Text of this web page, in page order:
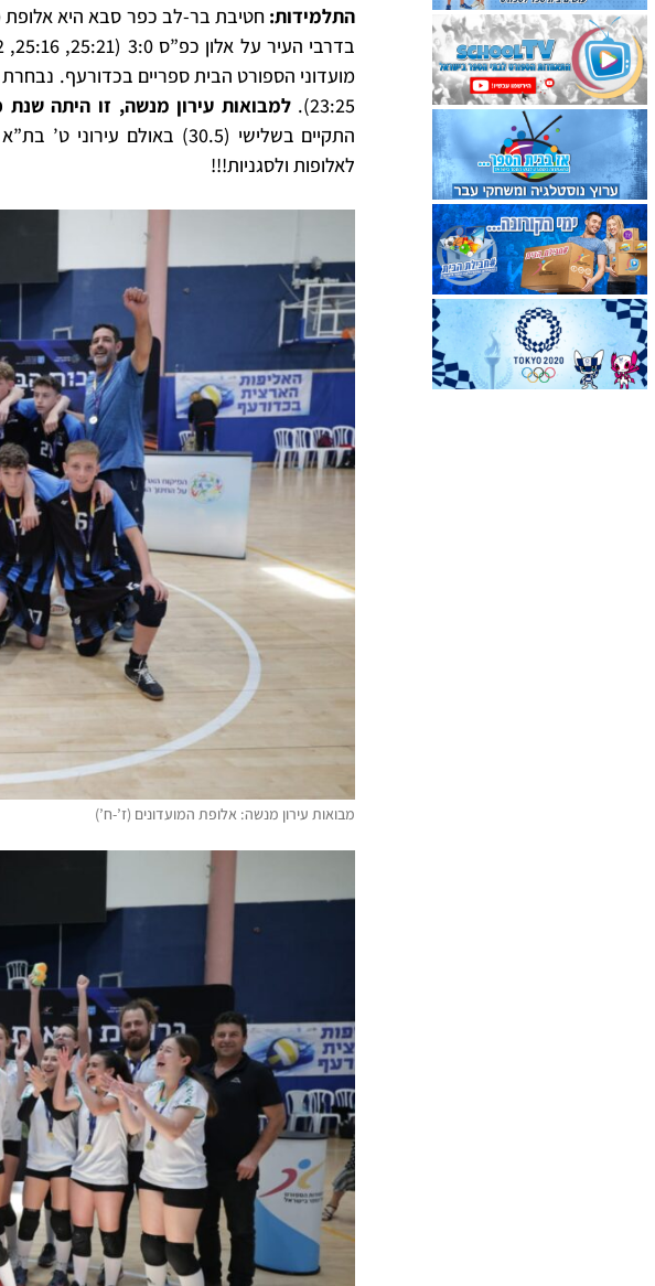
התלמידות: חטיבת בר-לב כפר סבא היא אלופת
בדרבי העיר על אלון כפ”ס 3:0 (25:21, 25:16, 25:12).
23:25).
למבואות עירון מנשה, זו היתה
התקיים בשלישי (30.5)
לאלופות ולסגניות!!!
מבואות עירון מנשה: אלופת המועדונים (ז’-ח’)